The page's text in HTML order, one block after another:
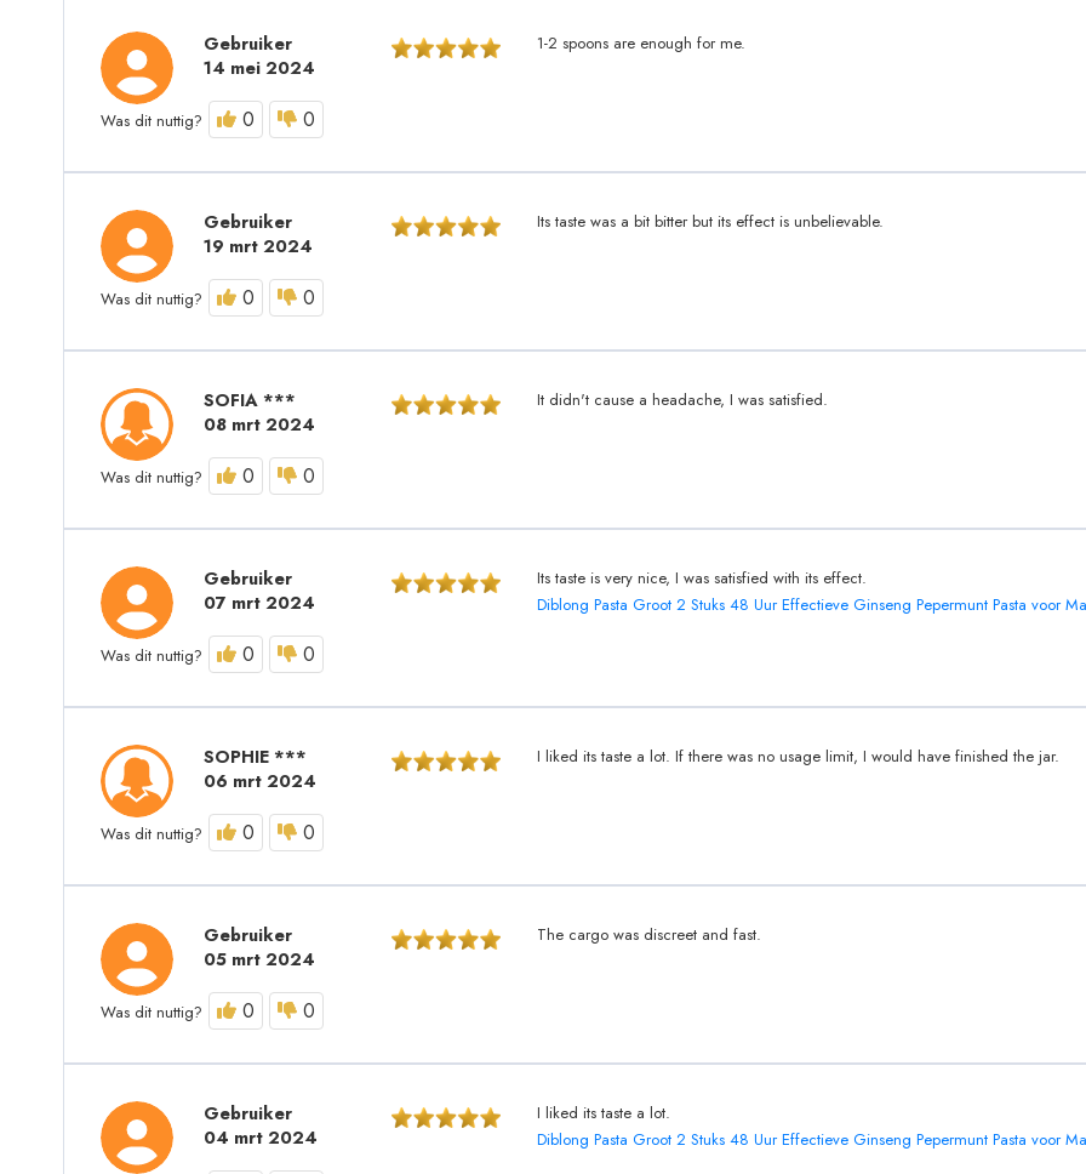
Gebruiker
14 mei 2024
1-2 spoons are enough for me.
Was dit nuttig? 0 0
Gebruiker
19 mrt 2024
Its taste was a bit bitter but its effect is unbelievable.
Was dit nuttig? 0 0
SOFIA ***
08 mrt 2024
It didn't cause a headache, I was satisfied.
Was dit nuttig? 0 0
Gebruiker
07 mrt 2024
Its taste is very nice, I was satisfied with its effect.
Diblong Pasta Groot 2 Stuks 48 Uur Effectieve Ginseng Pepermunt Pasta voor
Was dit nuttig? 0 0
SOPHIE ***
06 mrt 2024
I liked its taste a lot. If there was no usage limit, I would have finished the jar.
Was dit nuttig? 0 0
Gebruiker
05 mrt 2024
The cargo was discreet and fast.
Was dit nuttig? 0 0
Gebruiker
04 mrt 2024
I liked its taste a lot.
Diblong Pasta Groot 2 Stuks 48 Uur Effectieve Ginseng Pepermunt Pasta voor